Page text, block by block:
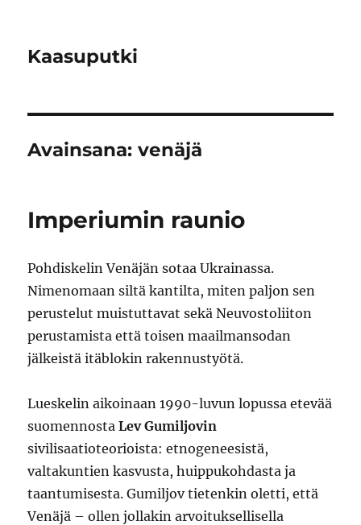
Kaasuputki
Avainsana:venäjä
Imperiumin raunio
Pohdiskelin Venäjän sotaa Ukrainassa.
Nimenomaan siltä kantilta, miten paljon sen
perustelut muistuttavat sekä Neuvostoliiton
perustamista että toisen maailmansodan
jälkeistä itäblokin rakennustyötä.
Lueskelin aikoinaan 1990-luvun lopussa etevää
suomennostaLev Gumiljovin
sivilisaatioteorioista: etnogeneesistä,
valtakuntien kasvusta, huippukohdasta ja
taantumisesta. Gumiljov tietenkin oletti, että
Venäjä – ollen jollakin arvoituksellisella